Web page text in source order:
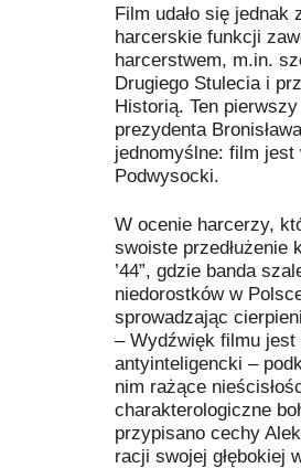
Film udało się jednak
harcerskie funkcji
harcerstwem, m.in.
Drugiego Stulecia i
Historią. Ten
prezydenta
jednomyślne: film
Podwysocki.
W ocenie harcerzy,
swoiste przedłużenie
’44”, gdzie banda
niedorostków w
sprowadzając
– Wydźwięk filmu
antyinteligencki –
nim rażące
charakterologiczne
przypisano cechy
racji swojej głębokiej